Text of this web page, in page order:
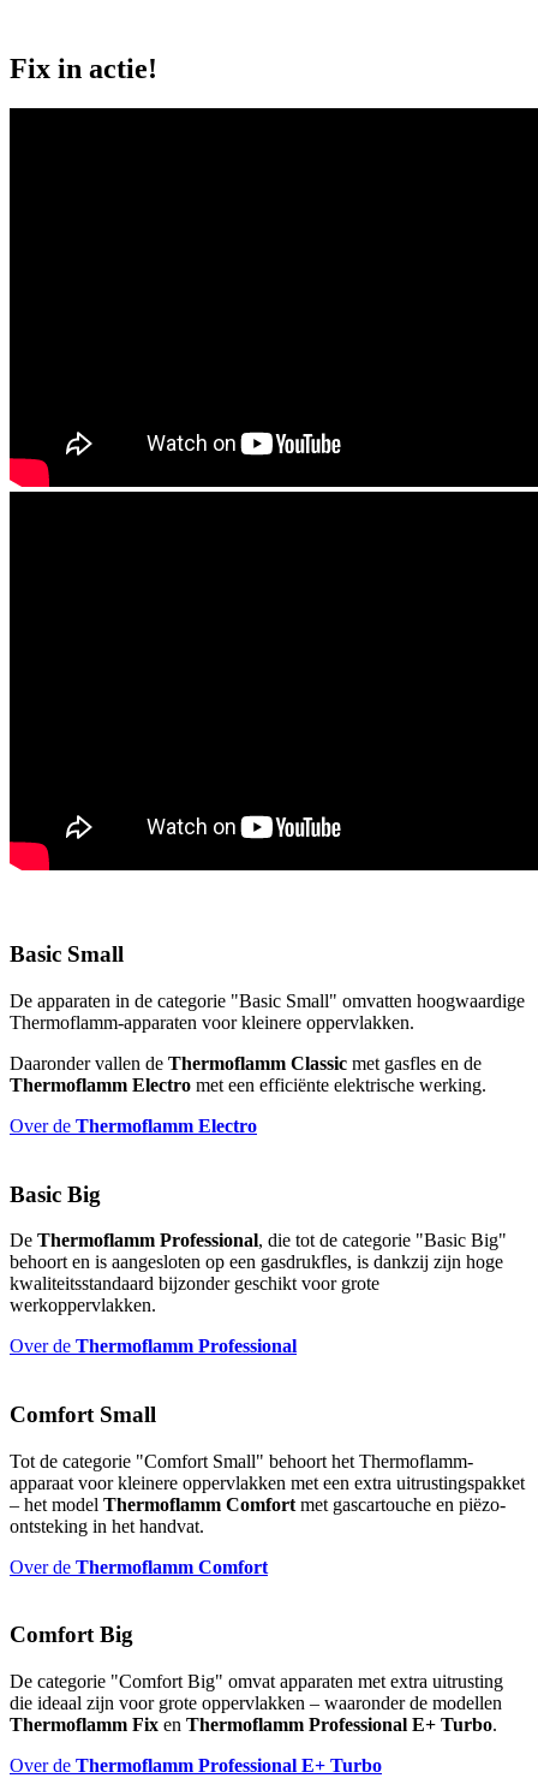
Fix in actie!
Basic Small
De apparaten in de categorie "Basic Small" omvatten hoogwaardige
Thermoflamm-apparaten voor kleinere oppervlakken.
Daaronder vallen de Thermoflamm Classic met gasfles en de
Thermoflamm Electro met een efficiënte elektrische werking.
Over de Thermoflamm Electro
Basic Big
De Thermoflamm Professional, die tot de categorie "Basic Big"
behoort en is aangesloten op een gasdrukfles, is dankzij zijn hoge
kwaliteitsstandaard bijzonder geschikt voor grote
werkoppervlakken.
Over de Thermoflamm Professional
Comfort Small
Tot de categorie "Comfort Small" behoort het Thermoflamm-
apparaat voor kleinere oppervlakken met een extra uitrustingspakket
– het model Thermoflamm Comfort met gascartouche en piëzo-
ontsteking in het handvat.
Over de Thermoflamm Comfort
Comfort Big
De categorie "Comfort Big" omvat apparaten met extra uitrusting
die ideaal zijn voor grote oppervlakken – waaronder de modellen
Thermoflamm Fix en Thermoflamm Professional E+ Turbo.
Over de Thermoflamm Professional E+ Turbo